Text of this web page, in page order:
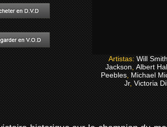
Artistas:Will
Jackson,Albert
Peebles,Michael
Jr,Victoria